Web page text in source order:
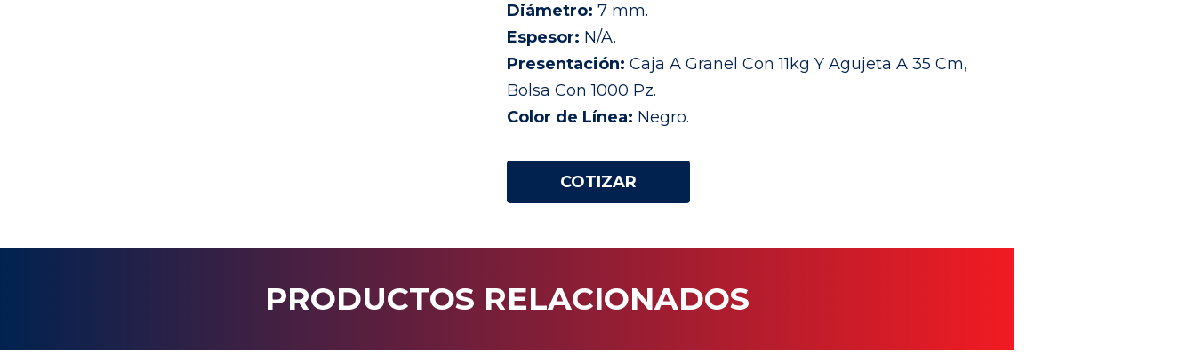
Diámetro: 7 mm.
Espesor: N/A.
Presentación: Caja A Granel Con 11kg Y Agujeta A 35 Cm,
Bolsa Con 1000 Pz.
Color de Línea: Negro.
COTIZAR
PRODUCTOS RELACIONADOS